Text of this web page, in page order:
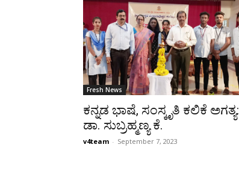
Fresh News
ಕನ್ನಡ ಭಾಷೆ, ಸಂಸ್ಕೃತಿ ಕಲಿಕೆ ಅಗತ್ಯ:
ಡಾ. ಸುಬ್ರಹ್ಮಣ್ಯ ಕೆ.
v4team - September 7, 2023